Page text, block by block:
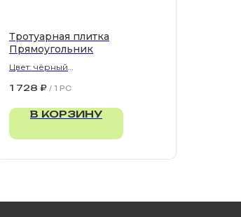
Тротуарная плитка
Прямоугольник
Цвет: чёрный
1 728 ₽ / 1 PC
В КОРЗИНУ